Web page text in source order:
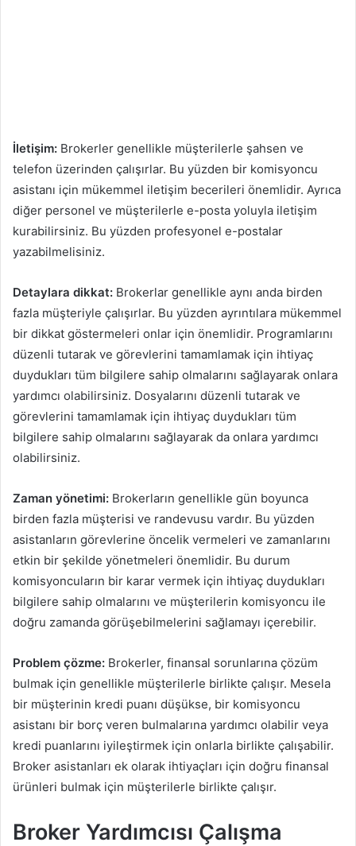
İletişim: Brokerler genellikle müşterilerle şahsen ve
telefon üzerinden çalışırlar. Bu yüzden bir komisyoncu
asistanı için mükemmel iletişim becerileri önemlidir. Ayrıca
diğer personel ve müşterilerle e-posta yoluyla iletişim
kurabilirsiniz. Bu yüzden profesyonel e-postalar
yazabilmelisiniz.
Detaylara dikkat: Brokerlar genellikle aynı anda birden
fazla müşteriyle çalışırlar. Bu yüzden ayrıntılara mükemmel
bir dikkat göstermeleri onlar için önemlidir. Programlarını
düzenli tutarak ve görevlerini tamamlamak için ihtiyaç
duydukları tüm bilgilere sahip olmalarını sağlayarak onlara
yardımcı olabilirsiniz. Dosyalarını düzenli tutarak ve
görevlerini tamamlamak için ihtiyaç duydukları tüm
bilgilere sahip olmalarını sağlayarak da onlara yardımcı
olabilirsiniz.
Zaman yönetimi: Brokerların genellikle gün boyunca
birden fazla müşterisi ve randevusu vardır. Bu yüzden
asistanların görevlerine öncelik vermeleri ve zamanlarını
etkin bir şekilde yönetmeleri önemlidir. Bu durum
komisyoncuların bir karar vermek için ihtiyaç duydukları
bilgilere sahip olmalarını ve müşterilerin komisyoncu ile
doğru zamanda görüşebilmelerini sağlamayı içerebilir.
Problem çözme: Brokerler, finansal sorunlarına çözüm
bulmak için genellikle müşterilerle birlikte çalışır. Mesela
bir müşterinin kredi puanı düşükse, bir komisyoncu
asistanı bir borç veren bulmalarına yardımcı olabilir veya
kredi puanlarını iyileştirmek için onlarla birlikte çalışabilir.
Broker asistanları ek olarak ihtiyaçları için doğru finansal
ürünleri bulmak için müşterilerle birlikte çalışır.
Broker Yardımcısı Çalışma